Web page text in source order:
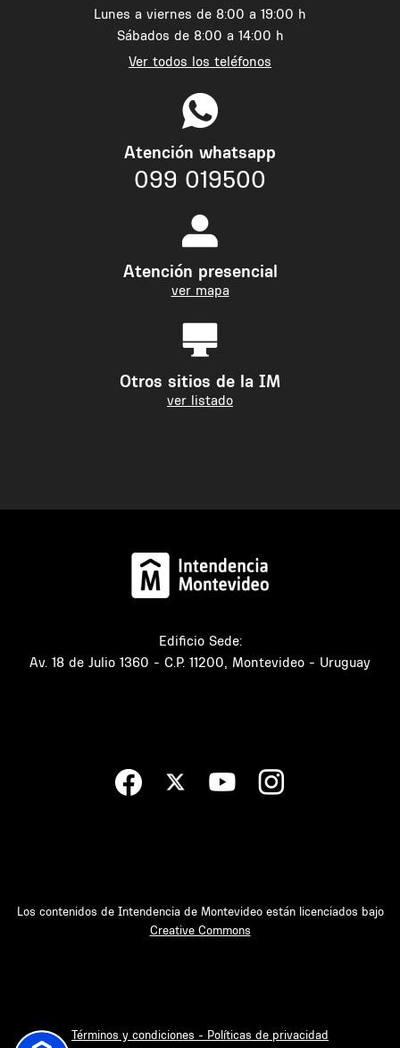
Lunes a viernes de 8:00 a 19:00 h
Sábados de 8:00 a 14:00 h
Ver todos los teléfonos
Atención whatsapp
099 019500
Atención presencial
ver mapa
Otros sitios de la IM
ver listado
Edificio Sede:
Av. 18 de Julio 1360 - C.P. 11200, Montevideo - Uruguay
Los contenidos de Intendencia de Montevideo están licenciados bajo
Creative Commons
Términos y condiciones - Políticas de privacidad